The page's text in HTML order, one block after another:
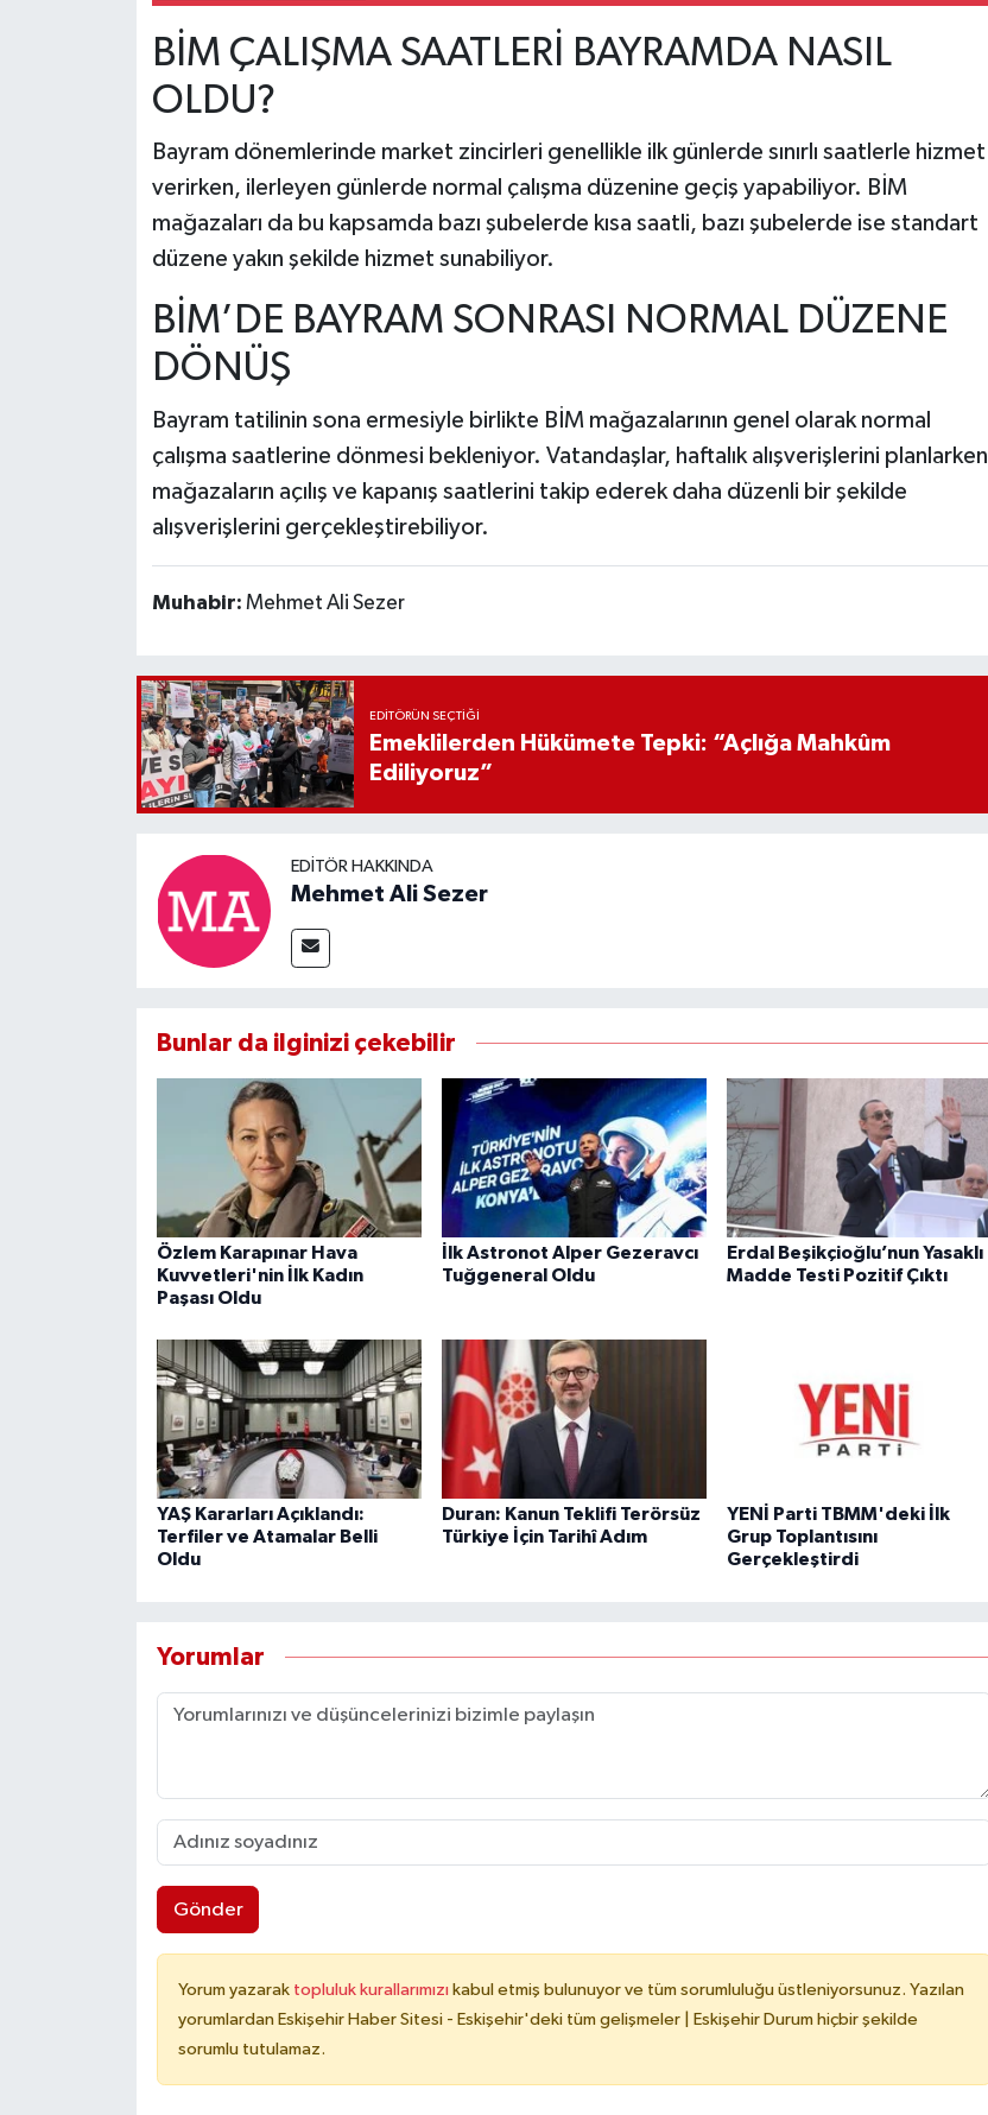
BİM ÇALIŞMA SAATLERİ BAYRAMDA NASIL
OLDU?
Bayram dönemlerinde market zincirleri genellikle ilk günlerde sınırlı saatlerle hizmet
verirken, ilerleyen günlerde normal çalışma düzenine geçiş yapabiliyor. BİM
mağazaları da bu kapsamda bazı şubelerde kısa saatli, bazı şubelerde ise standart
düzene yakın şekilde hizmet sunabiliyor.
BİM’DE BAYRAM SONRASI NORMAL DÜZENE
DÖNÜŞ
Bayram tatilinin sona ermesiyle birlikte BİM mağazalarının genel olarak normal
çalışma saatlerine dönmesi bekleniyor. Vatandaşlar, haftalık alışverişlerini planlarken
mağazaların açılış ve kapanış saatlerini takip ederek daha düzenli bir şekilde
alışverişlerini gerçekleştirebiliyor.
Muhabir: Mehmet Ali Sezer
EDITÖRÜN SEÇTIĞI
Emeklilerden Hükümete Tepki: “Açlığa Mahkûm
Ediliyoruz”
EDITÖR HAKKINDA
Mehmet Ali Sezer
Bunlar da ilginizi çekebilir
Özlem Karapınar Hava
Kuvvetleri'nin İlk Kadın
Paşası Oldu
İlk Astronot Alper Gezeravcı
Tuğgeneral Oldu
Erdal Beşikçioğlu’nun Yasaklı
Madde Testi Pozitif Çıktı
YAŞ Kararları Açıklandı:
Terfiler ve Atamalar Belli
Oldu
Duran: Kanun Teklifi Terörsüz
Türkiye İçin Tarihî Adım
YENİ Parti TBMM'deki İlk
Grup Toplantısını
Gerçekleştirdi
Yorumlar
Gönder
Yorum yazarak topluluk kurallarımızı kabul etmiş bulunuyor ve tüm sorumluluğu üstleniyorsunuz. Yazılan
yorumlardan Eskişehir Haber Sitesi - Eskişehir'deki tüm gelişmeler | Eskişehir Durum hiçbir şekilde
sorumlu tutulamaz.